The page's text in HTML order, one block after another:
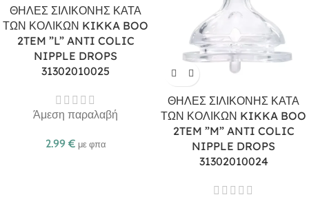
ΘΗΛΕΣ ΣΙΛΙΚΟΝΗΣ ΚΑΤΑ
ΤΩΝ ΚΟΛΙΚΩΝ KIKKA BOO
2TEM ”L” ANTI COLIC
NIPPLE DROPS
31302010025
Άμεση παραλαβή
2.99 € με φπα
ΘΗΛΕΣ ΣΙΛΙΚΟΝΗΣ ΚΑΤΑ
ΤΩΝ ΚΟΛΙΚΩΝ KIKKA BOO
2TEM ”M” ANTI COLIC
NIPPLE DROPS
31302010024